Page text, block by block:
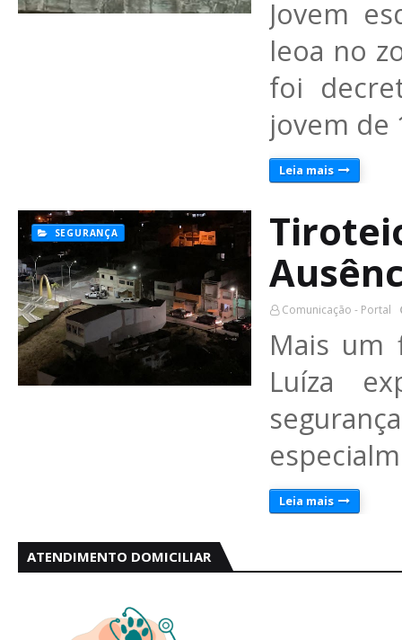
Jovem
leoa no
foi
jovem de
Leia mais
SEGURANÇA
Comunicação - Portal
Mais um
Luíza
Leia mais
ATENDIMENTO DOMICILIAR